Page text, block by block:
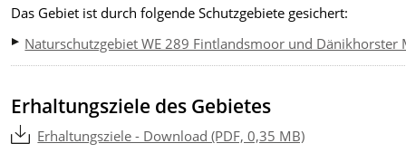
Das Gebiet ist durch folgende Schutzgebiete gesichert:
Naturschutzgebiet WE 289 Fintlandsmoor und Dänikhorster
Erhaltungsziele des Gebietes
Erhaltungsziele - Download (PDF, 0,35 MB)